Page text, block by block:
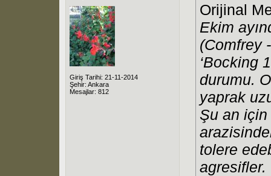
Giriş Tarihi: 21-11-2014
Şehir: Ankara
Mesajlar: 812
Orijinal
Ekim
(Comfrey
‘Bocking
durumu.
yaprak
Şu an
tolere
agresifler.